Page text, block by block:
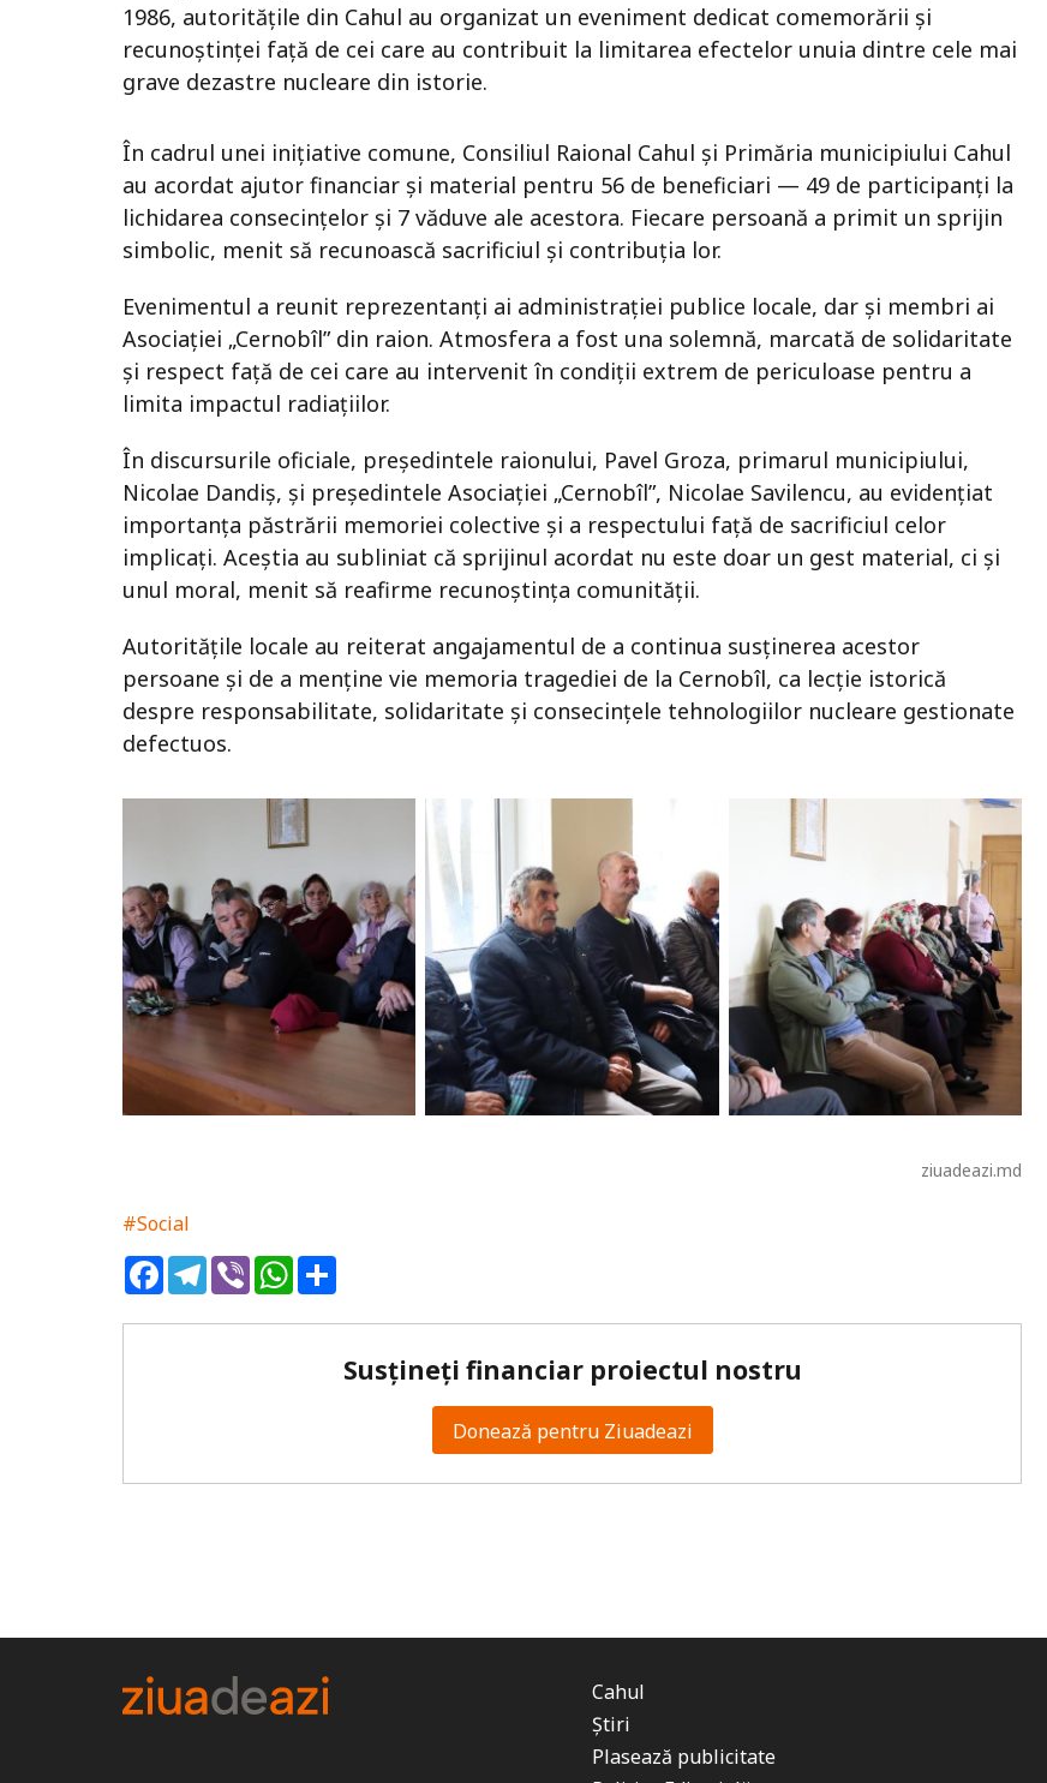
1986, autoritățile din Cahul au organizat un eveniment dedicat comemorării și
recunoștinței față de cei care au contribuit la limitarea efectelor unuia dintre cele mai
grave dezastre nucleare din istorie.
În cadrul unei inițiative comune, Consiliul Raional Cahul și Primăria municipiului Cahul
au acordat ajutor financiar și material pentru 56 de beneficiari — 49 de participanți la
lichidarea consecințelor și 7 văduve ale acestora. Fiecare persoană a primit un sprijin
simbolic, menit să recunoască sacrificiul și contribuția lor.
Evenimentul a reunit reprezentanți ai administrației publice locale, dar și membri ai
Asociației „Cernobîl” din raion. Atmosfera a fost una solemnă, marcată de solidaritate
și respect față de cei care au intervenit în condiții extrem de periculoase pentru a
limita impactul radiațiilor.
În discursurile oficiale, președintele raionului, Pavel Groza, primarul municipiului,
Nicolae Dandiș, și președintele Asociației „Cernobîl”, Nicolae Savilencu, au evidențiat
importanța păstrării memoriei colective și a respectului față de sacrificiul celor
implicați. Aceștia au subliniat că sprijinul acordat nu este doar un gest material, ci și
unul moral, menit să reafirme recunoștința comunității.
Autoritățile locale au reiterat angajamentul de a continua susținerea acestor
persoane și de a menține vie memoria tragediei de la Cernobîl, ca lecție istorică
despre responsabilitate, solidaritate și consecințele tehnologiilor nucleare gestionate
defectuos.
ziuadeazi.md
#Social
FacebookTelegram
ViberWhatsApp
Susțineți financiar proiectul nostru
Donează pentru Ziuadeazi
Cahul
Știri
Plasează publicitate